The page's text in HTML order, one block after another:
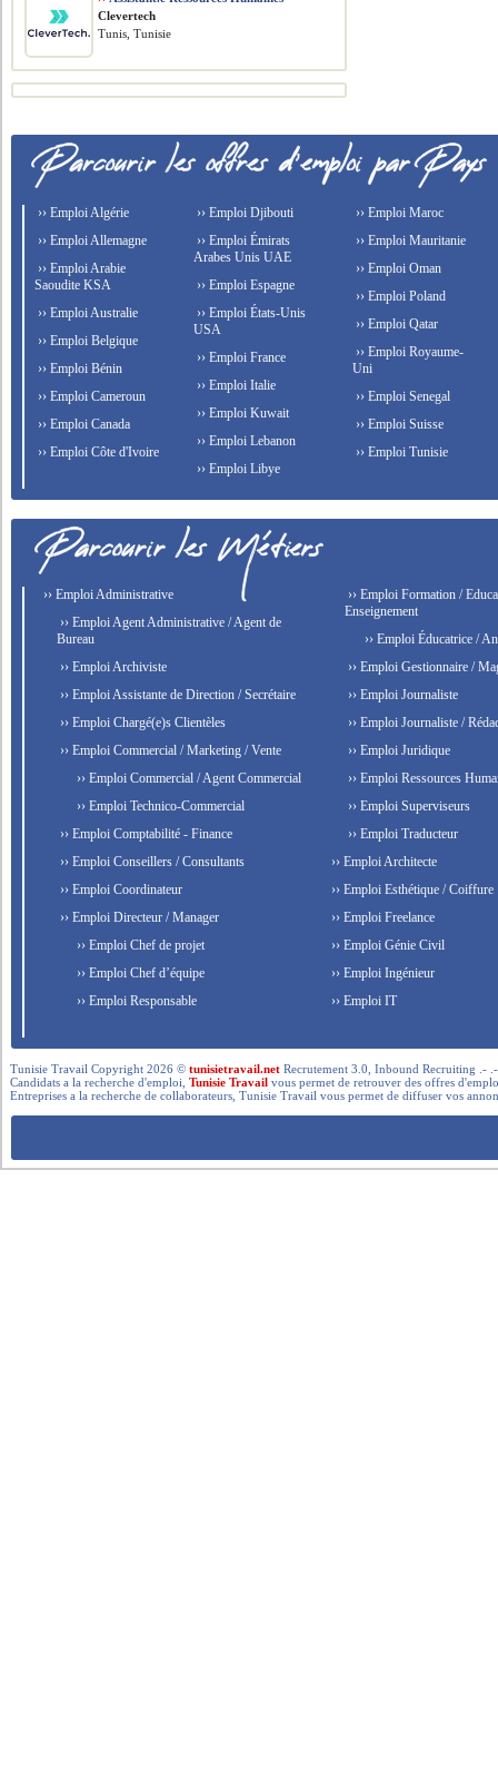
Clevertech
Tunis, Tunisie
›› Emploi Algérie
›› Emploi Allemagne
›› Emploi Arabie
Saoudite KSA
›› Emploi Australie
›› Emploi Belgique
›› Emploi Bénin
›› Emploi Cameroun
›› Emploi Canada
›› Emploi Côte d'Ivoire
›› Emploi Djibouti
›› Emploi Émirats
Arabes Unis UAE
›› Emploi Espagne
›› Emploi États-Unis
USA
›› Emploi France
›› Emploi Italie
›› Emploi Kuwait
›› Emploi Lebanon
›› Emploi Libye
›› Emploi Maroc
›› Emploi Mauritanie
›› Emploi Oman
›› Emploi Poland
›› Emploi Qatar
›› Emploi Royaume-
Uni
›› Emploi Senegal
›› Emploi Suisse
›› Emploi Tunisie
›› Emploi Administrative
›› Emploi Agent Administrative / Agent de
Bureau
›› Emploi Archiviste
›› Emploi Assistante de Direction / Secrétaire
›› Emploi Chargé(e)s Clientèles
›› Emploi Commercial / Marketing / Vente
›› Emploi Commercial / Agent Commercial
›› Emploi Technico-Commercial
›› Emploi Comptabilité - Finance
›› Emploi Conseillers / Consultants
›› Emploi Coordinateur
›› Emploi Directeur / Manager
›› Emploi Chef de projet
›› Emploi Chef d’équipe
›› Emploi Responsable
›› Emploi Formation /
Enseignement
›› Emploi Éducatrice /
›› Emploi Gestionnaire /
›› Emploi Journaliste
›› Emploi Journaliste /
›› Emploi Juridique
›› Emploi Ressources
›› Emploi Superviseurs
›› Emploi Traducteur
›› Emploi Architecte
›› Emploi Esthétique / Coiffure
›› Emploi Freelance
›› Emploi Génie Civil
›› Emploi Ingénieur
›› Emploi IT
Tunisie Travail Copyright 2026 ©tunisietravail.net Recrutement 3.0, Inbound Recruiting .-
Candidats a la recherche d'emploi,Tunisie Travail vous permet de retrouver des offres
Entreprises a la recherche de collaborateurs, Tunisie Travail vous permet de diffuser vos